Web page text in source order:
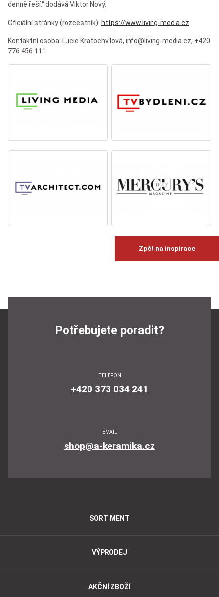
denně řeší.“ dodává Viktor Nový.
Oficiální stránky (rozcestník): https://www.living-media.cz
Kontaktní osoba: Lucie Kratochvílová, info@living-media.cz, +420
776 456 111
Zpět na inspirace
Potřebujete poradit?
TELEFON
+420 373 034 241
EMAIL
shop@a-keramika.cz
SORTIMENT
VÝPRODEJ
AKČNÍ ZBOŽÍ